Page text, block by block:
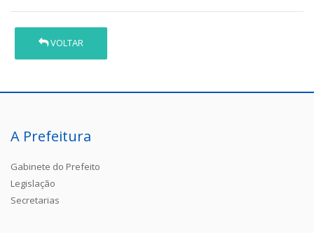
VOLTAR
A Prefeitura
Gabinete do Prefeito
Legislação
Secretarias